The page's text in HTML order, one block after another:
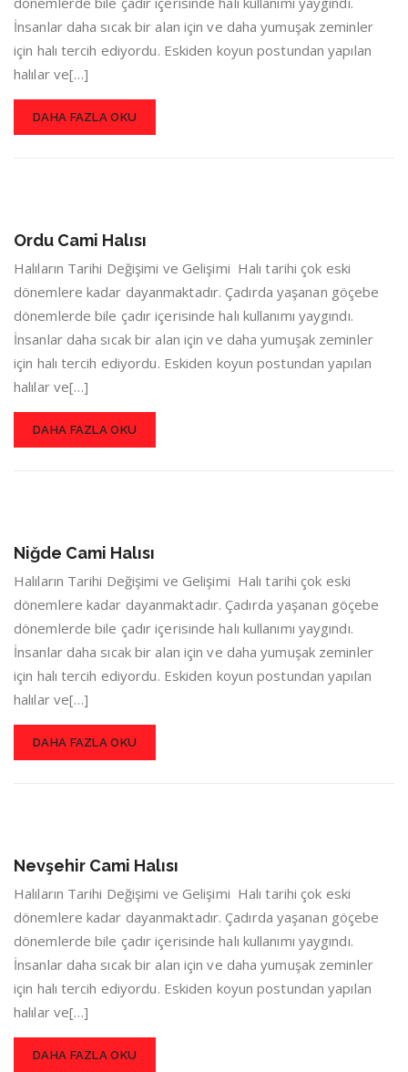
İnsanlar daha sıcak bir alan için ve daha yumuşak zeminler
için halı tercih ediyordu. Eskiden koyun postundan yapılan
halılar ve[…]
DAHA FAZLA OKU
Ordu Cami Halısı
Halıların Tarihi Değişimi ve Gelişimi Halı tarihi çok eski
dönemlere kadar dayanmaktadır. Çadırda yaşanan göçebe
dönemlerde bile çadır içerisinde halı kullanımı yaygındı.
İnsanlar daha sıcak bir alan için ve daha yumuşak zeminler
için halı tercih ediyordu. Eskiden koyun postundan yapılan
halılar ve[…]
DAHA FAZLA OKU
Niğde Cami Halısı
Halıların Tarihi Değişimi ve Gelişimi Halı tarihi çok eski
dönemlere kadar dayanmaktadır. Çadırda yaşanan göçebe
dönemlerde bile çadır içerisinde halı kullanımı yaygındı.
İnsanlar daha sıcak bir alan için ve daha yumuşak zeminler
için halı tercih ediyordu. Eskiden koyun postundan yapılan
halılar ve[…]
DAHA FAZLA OKU
Nevşehir Cami Halısı
Halıların Tarihi Değişimi ve Gelişimi Halı tarihi çok eski
dönemlere kadar dayanmaktadır. Çadırda yaşanan göçebe
dönemlerde bile çadır içerisinde halı kullanımı yaygındı.
İnsanlar daha sıcak bir alan için ve daha yumuşak zeminler
için halı tercih ediyordu. Eskiden koyun postundan yapılan
halılar ve[…]
DAHA FAZLA OKU